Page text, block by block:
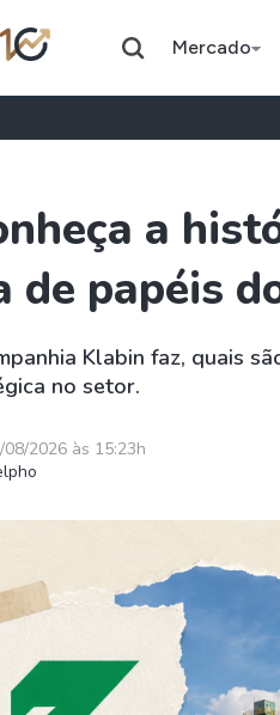
Mercado
Ação
Petrobras
FIIs
KNRI11
KNCR11
a
de papéis
Klabin faz, quais
no setor.
2026 às 15:23h